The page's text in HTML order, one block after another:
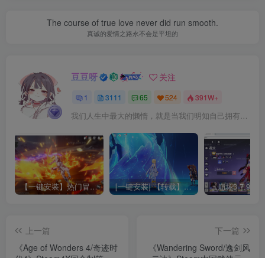
The course of true love never did run smooth.
真诚的爱情之路永不会是平坦的
豆豆呀 关注
1 3111 65 524 391W+
我们人生中最大的懒惰，就是当我们明知自己拥有作出选择的能力，却不去主动改变而是放任它的生活态度
【一键安装】热门冒险策略类游戏崩坏：星穹铁道全新2.3版本一键端+一键代理+一键启动+免虚拟机 [一键安装] 【转载】原神3.4真端服务端+源码+配套客户端+详尽说明+GM工具+源码说明文件
上一篇
《Age of Wonders 4/奇迹时
下一篇
《Wandering Sword/逸剑风